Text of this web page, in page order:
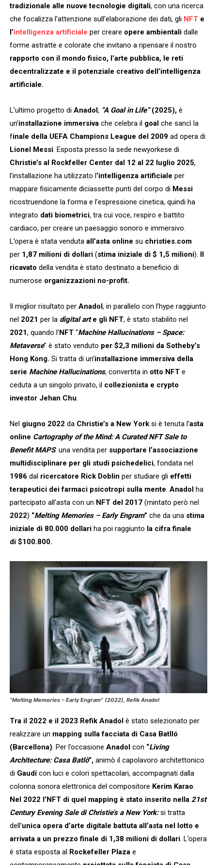
tradizionale alle nuove tecnologie digitali, con una ricerca
che focalizza l’attenzione sull’elaborazione dei dati, gli NFT e
l’intelligenza artificiale per creare opere ambientali dalle
forme astratte e colorate che invitano a ripensare il nostro
rapporto con il mondo fisico, l’arte pubblica, le reti
decentralizzate e il potenziale creativo dell’intelligenza
artificiale.
L’ultimo progetto di Anadol, “A Goal in Life”(2025), è
un’installazione immersiva che celebra il goal che sancì la
finale della UEFA Champions League del 2009 ad opera di
Lionel Messi . Esposta presso la sede newyorkese di
Christie’s al Rockfeller Center dal 12 al 22 luglio 2025,
l’installazione ha utilizzato l’intelligenza artificiale per
mappare fisicamente diciassette punti del corpo di Messi
ricostruendone la forma e l’espressione cinetica, quindi ha
integrato dati biometrici, tra cui voce, respiro e battito
cardiaco, per creare un paesaggio sonoro e immersivo.
L’opera è stata venduta all’asta online su christies.com
per 1,87 milioni di dollari (stima iniziale di $ 1,5 milioni). Il
ricavato della vendita è stato destinato a beneficio di
numerose organizzazioni no-profit.
Il miglior risultato per Anadol, in parallelo con l’hype raggiunto
nel 2021 per la digital arte gli NFT, è stato stabilito nel
2021, quando l’NFT “Machine Hallucinations – Space:
Metaverse” è stato venduto per $2,3 milioni da Sotheby’s
Hong Kong. Si tratta di un’installazione immersiva della
serie Machine Hallucinations, convertita in otto NFT e
ceduta a un singolo privato, il collezionista e crypto
investor Jehan Chu
Nel giugno 2022 da Christie’s a New York si è tenuta l’asta
online Cartography of the Mind: A Curated NFT Sale to
Benefit MAPS: una vendita per supportare l’associazione
multidisciplinare per gli studi psichedelici, fondata nel
1986 dal ricercatore Rick Doblin per studiare gli effetti
terapeutici dei farmaci psicotropi sulla mente Anadol ha
partecipato all’asta con un NFT del 2017 (mintato però nel
2022) “Melting Memories – Early Engram” che da una stima
iniziale di 80.000 dollari ha poi raggiunto la cifra finale
di $100.800.
“Melting Memories – Early Engram” (2022), Refik Anadol
Tra il 2022 e il 2023 Refik Anadol è stato selezionato per
realizzare un mapping sulla facciata di Casa Batlló
(Barcellona) . Per l’occasione Anadol con “Living
Architecture: Casa Batlò”, animò il capolavoro architettonico
di Gaudícon luci e colori spettacolari, accompagnati dalla
colonna sonora elettronica del compositore Kerim Karao
Nel 2022 l’NFT di quel mapping è stato inserito nella 21st
Century Evening Sale di Christie’s a New York:si tratta
dell’unica opera d’arte digitale battuta all’asta nel lotto e
arrivata a un prezzo finale di 1,38 milioni di dollari . L’opera
è stata esposta al Rockefeller Plaza e